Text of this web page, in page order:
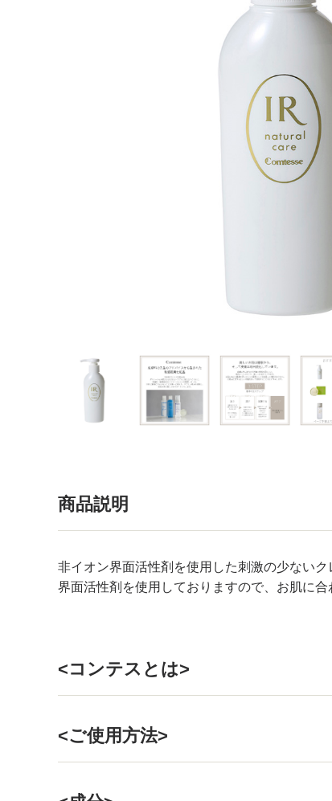
商品説明
非イオン界面活性剤を使用した刺激の少ないク
界面活性剤を使用しておりますので、お肌に
<コンテスとは>
<ご使用方法>